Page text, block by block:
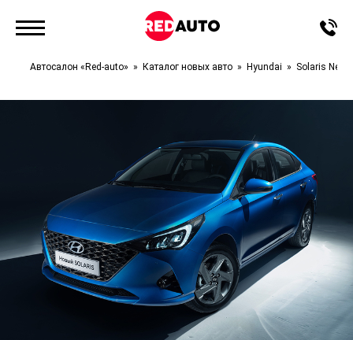
Автосалон «Red-auto» Каталог новых авто Hyundai Solaris New